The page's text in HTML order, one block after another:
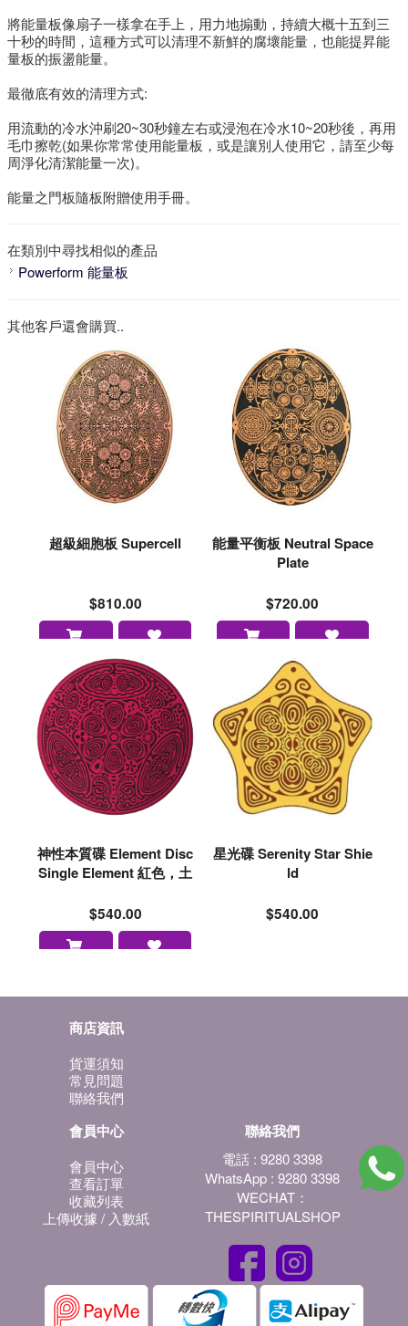
將能量板像扇子一樣拿在手上，用力地搧動，持續大概十五到三
十秒的時間，這種方式可以清理不新鮮的腐壞能量，也能提昇能
量板的振盪能量。
最徹底有效的清理方式:
用流動的冷水沖刷20~30秒鐘左右或浸泡在冷水10~20秒後，再用
毛巾擦乾(如果你常常使用能量板，或是讓別人使用它，請至少每
周淨化清潔能量一次)。
能量之門板隨板附贈使用手冊。
在類別中尋找相似的產品
Powerform 能量板
其他客戶還會購買..
超級細胞板 Supercell
$810.00
能量平衡板 Neutral Space
Plate
$720.00
神性本質碟 Element Disc
Single Element 紅色，土
$540.00
星光碟 Serenity Star Shie
ld
$540.00
商店資訊
貨運須知
常見問題
聯絡我們
會員中心
會員中心
查看訂單
收藏列表
上傳收據 / 入數紙
聯絡我們
電話 : 9280 3398
WhatsApp : 9280 3398
WECHAT：
THESPIRITUALSHOP